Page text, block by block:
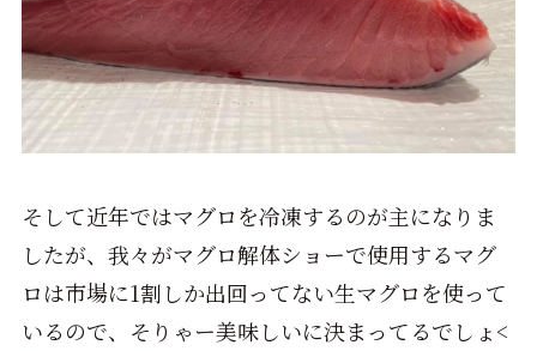
そして近年ではマグロを冷凍するのが主になりま
したが、我々がマグロ解体ショーで使用するマグ
ロは市場に1割しか出回ってない生マグロを使って
いるので、そりゃー美味しいに決まってるでしょ<